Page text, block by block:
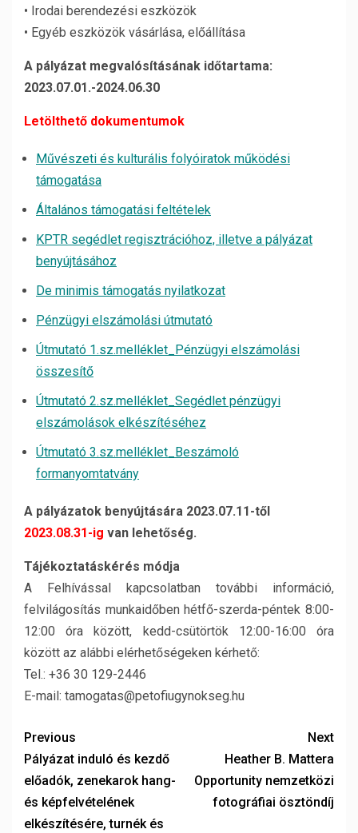
• Irodai berendezési eszközök
• Egyéb eszközök vásárlása, előállítása
A pályázat megvalósításának időtartama:
2023.07.01.-2024.06.30
Letölthető dokumentumok
Művészeti és kulturális folyóiratok működési
támogatása
Általános támogatási feltételek
KPTR segédlet regisztrációhoz, illetve a pályázat
benyújtásához
De minimis támogatás nyilatkozat
Pénzügyi elszámolási útmutató
Útmutató 1.sz.melléklet_Pénzügyi elszámolási
összesítő
Útmutató 2.sz.melléklet_Segédlet pénzügyi
elszámolások elkészítéséhez
Útmutató 3.sz.melléklet_Beszámoló
formanyomtatvány
A pályázatok benyújtására 2023.07.11-től
2023.08.31-ig van lehetőség.
Tájékoztatáskérés módja
A Felhívással kapcsolatban további információ,
felvilágosítás munkaidőben hétfő-szerda-péntek 8:00-
12:00 óra között, kedd-csütörtök 12:00-16:00 óra
között az alábbi elérhetőségeken kérhető:
Tel.: +36 30 129-2446
E-mail: tamogatas@petofiugynokseg.hu
Previous
Pályázat induló és kezdő
előadók, zenekarok hang-
és képfelvételének
elkészítésére, turnék és
Next
Heather B. Mattera
Opportunity nemzetközi
fotográfiai ösztöndíj